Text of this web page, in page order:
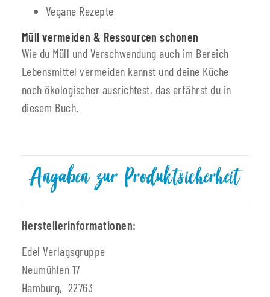
Vegane Rezepte
Müll vermeiden & Ressourcen schonen
Wie du Müll und Verschwendung auch im Bereich
Lebensmittel vermeiden kannst und deine Küche
noch ökologischer ausrichtest, das erfährst du in
diesem Buch.
Angaben zur Produktsicherheit
Herstellerinformationen:
Edel Verlagsgruppe
Neumühlen 17
Hamburg, 22763